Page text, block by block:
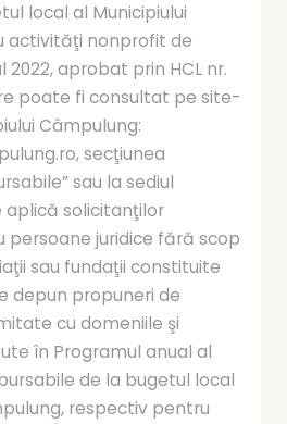
local al Municipiului
activităţi nonprofit de
aprobat prin HCL nr.
poate fi consultat pe site-
Câmpulung:
secţiunea
sau la sediul
aplică solicitanţilor
persoane juridice fără scop
sau fundaţii constituite
depun propuneri de
cu domeniile şi
în Programul anual al
de la bugetul local
respectiv pentru